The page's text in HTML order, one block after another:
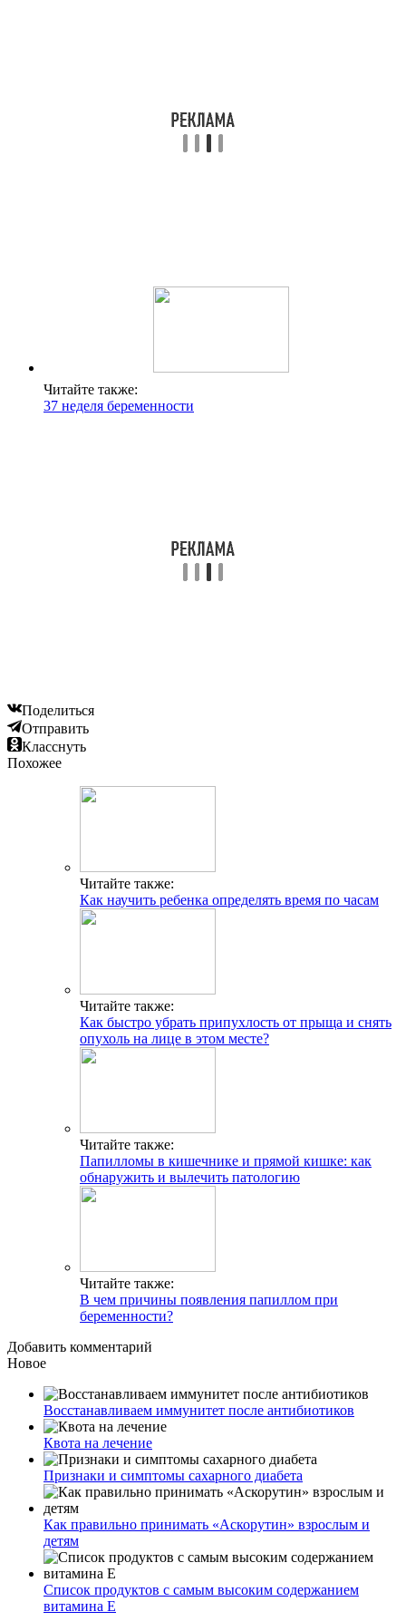
Читайте также:
37 неделя беременности
Поделиться
Отправить
Класснуть
Похожее
Читайте также:
Как научить ребенка определять время по часам
Читайте также:
Как быстро убрать припухлость от прыща и снять
опухоль на лице в этом месте?
Читайте также:
Папилломы в кишечнике и прямой кишке: как
обнаружить и вылечить патологию
Читайте также:
В чем причины появления папиллом при
беременности?
Добавить комментарий
Новое
Восстанавливаем иммунитет после антибиотиков
Квота на лечение
Признаки и симптомы сахарного диабета
Как правильно принимать «Аскорутин» взрослым и
детям
Список продуктов с самым высоким содержанием
витамина E